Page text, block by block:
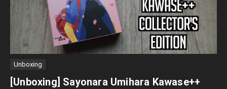
Unboxing
[Unboxing] Sayonara Umihara Kawase++